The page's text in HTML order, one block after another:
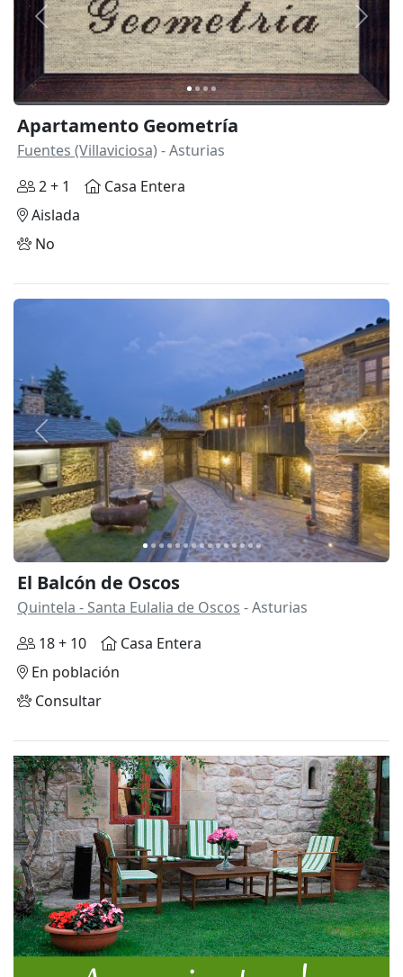
Anterior
Apartamento Geometría
Fuentes (Villaviciosa) - Asturias
2 + 1
Casa Entera
Aislada
No
Anterior
El Balcón de Oscos
Quintela - Santa Eulalia de Oscos - Asturias
18 + 10
Casa Entera
En población
Consultar